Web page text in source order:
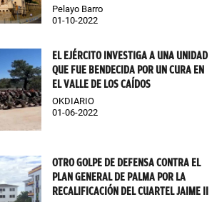
Pelayo Barro
01-10-2022
EL EJÉRCITO INVESTIGA A UNA UNIDAD
QUE FUE BENDECIDA POR UN CURA EN
EL VALLE DE LOS CAÍDOS
OKDIARIO
01-06-2022
OTRO GOLPE DE DEFENSA CONTRA EL
PLAN GENERAL DE PALMA POR LA
RECALIFICACIÓN DEL CUARTEL JAIME II